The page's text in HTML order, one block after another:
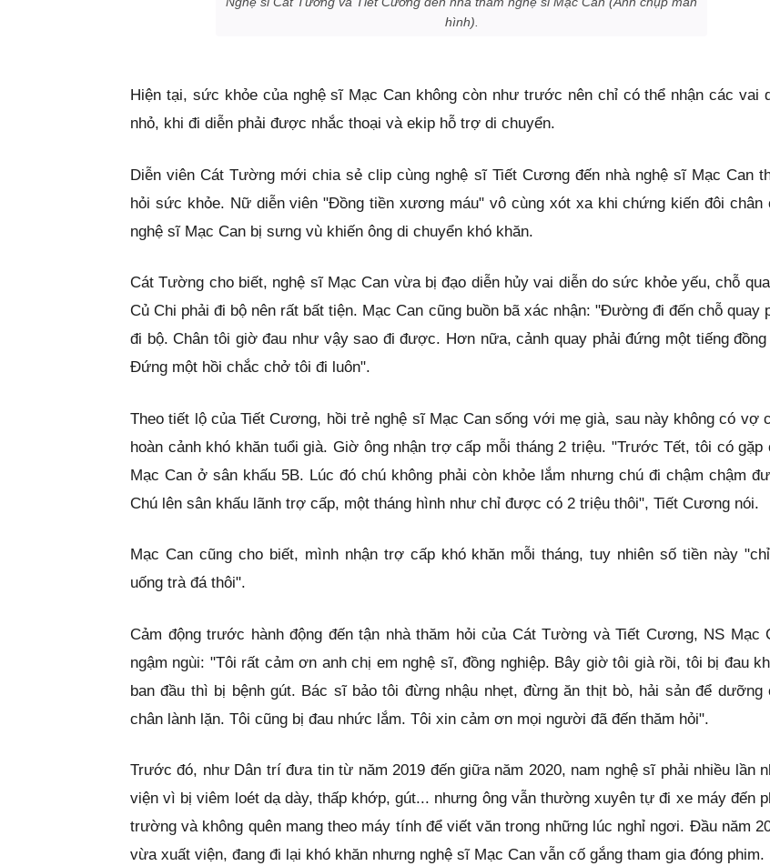
hình).
Hiện tại, sức khỏe của nghệ sĩ Mạc Can không còn như trước nên chỉ có thể nhận các vai
nhỏ, khi đi diễn phải được nhắc thoại và ekip hỗ trợ di chuyển.
Diễn viên Cát Tường mới chia sẻ clip cùng nghệ sĩ Tiết Cương đến nhà nghệ sĩ Mạc Can
hỏi sức khỏe. Nữ diễn viên "Đồng tiền xương máu" vô cùng xót xa khi chứng kiến đôi chân
nghệ sĩ Mạc Can bị sưng vù khiến ông di chuyển khó khăn.
Cát Tường cho biết, nghệ sĩ Mạc Can vừa bị đạo diễn hủy vai diễn do sức khỏe yếu, chỗ
Củ Chi phải đi bộ nên rất bất tiện. Mạc Can cũng buồn bã xác nhận: "Đường đi đến chỗ quay
đi bộ. Chân tôi giờ đau như vậy sao đi được. Hơn nữa, cảnh quay phải đứng một tiếng đồng
Đứng một hồi chắc chở tôi đi luôn".
Theo tiết lộ của Tiết Cương, hồi trẻ nghệ sĩ Mạc Can sống với mẹ già, sau này không có vợ
hoàn cảnh khó khăn tuổi già. Giờ ông nhận trợ cấp mỗi tháng 2 triệu. "Trước Tết, tôi có gặp
Mạc Can ở sân khấu 5B. Lúc đó chú không phải còn khỏe lắm nhưng chú đi chậm chậm
Chú lên sân khấu lãnh trợ cấp, một tháng hình như chỉ được có 2 triệu thôi", Tiết Cương nói.
Mạc Can cũng cho biết, mình nhận trợ cấp khó khăn mỗi tháng, tuy nhiên số tiền này
uống trà đá thôi".
Cảm động trước hành động đến tận nhà thăm hỏi của Cát Tường và Tiết Cương, NS Mạc
ngậm ngùi: "Tôi rất cảm ơn anh chị em nghệ sĩ, đồng nghiệp. Bây giờ tôi già rồi, tôi bị đau
ban đầu thì bị bệnh gút. Bác sĩ bảo tôi đừng nhậu nhẹt, đừng ăn thịt bò, hải sản để dưỡng
chân lành lặn. Tôi cũng bị đau nhức lắm. Tôi xin cảm ơn mọi người đã đến thăm hỏi".
Trước đó, như Dân trí đưa tin từ năm 2019 đến giữa năm 2020, nam nghệ sĩ phải nhiều lần
viện vì bị viêm loét dạ dày, thấp khớp, gút... nhưng ông vẫn thường xuyên tự đi xe máy đến
trường và không quên mang theo máy tính để viết văn trong những lúc nghỉ ngơi. Đầu năm
vừa xuất viện, đang đi lại khó khăn nhưng nghệ sĩ Mạc Can vẫn cố gắng tham gia đóng phim.